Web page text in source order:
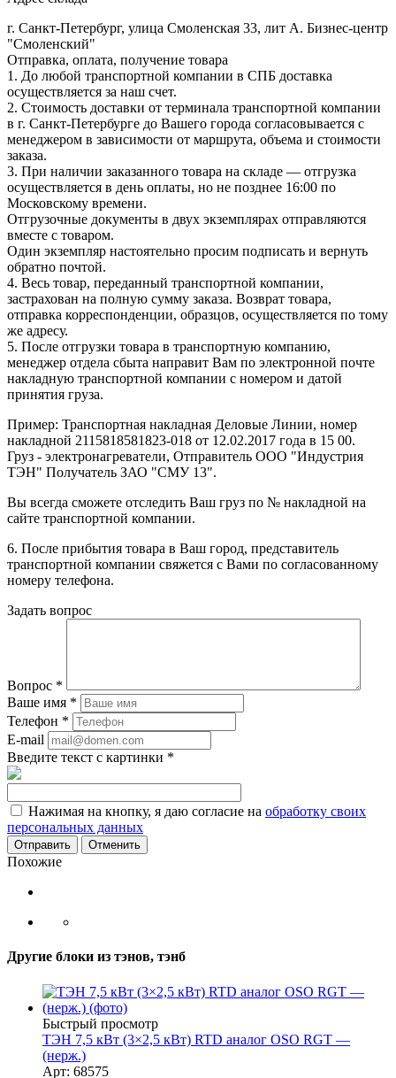
г. Санкт-Петербург, улица Смоленская 33, лит А. Бизнес-центр
"Смоленский"
Отправка, оплата, получение товара
1. До любой транспортной компании в СПБ доставка
осуществляется за наш счет.
2. Стоимость доставки от терминала транспортной компании
в г. Санкт-Петербурге до Вашего города согласовывается с
менеджером в зависимости от маршрута, объема и стоимости
заказа.
3. При наличии заказанного товара на складе — отгрузка
осуществляется в день оплаты, но не позднее 16:00 по
Московскому времени.
Отгрузочные документы в двух экземплярах отправляются
вместе с товаром.
Один экземпляр настоятельно просим подписать и вернуть
обратно почтой.
4. Весь товар, переданный транспортной компании,
застрахован на полную сумму заказа. Возврат товара,
отправка корреспонденции, образцов, осуществляется по тому
же адресу.
5. После отгрузки товара в транспортную компанию,
менеджер отдела сбыта направит Вам по электронной почте
накладную транспортной компании с номером и датой
принятия груза.
Пример: Транспортная накладная Деловые Линии, номер
накладной 2115818581823-018 от 12.02.2017 года в 15 00.
Груз - электронагреватели, Отправитель ООО "Индустрия
ТЭН" Получатель ЗАО "СМУ 13".
Вы всегда сможете отследить Ваш груз по № накладной на
сайте транспортной компании.
6. После прибытия товара в Ваш город, представитель
транспортной компании свяжется с Вами по согласованному
номеру телефона.
Задать вопрос
Вопрос *
Ваше имя *
Телефон *
E-mail
Введите текст с картинки *
Нажимая на кнопку, я даю согласие на обработку своих
персональных данных
Отменить
Похожие
Другие блоки из тэнов, тэнб
Быстрый просмотр
ТЭН 7,5 кВт (3×2,5 кВт) RTD аналог OSO RGT —
(нерж.)
Арт: 68575